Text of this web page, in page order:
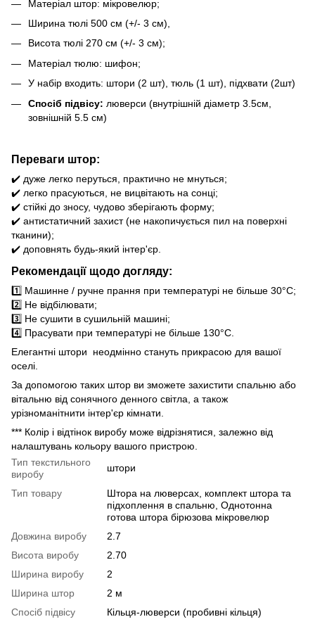
Матеріал штор: мікровелюр;
Ширина тюлі 500 см (+/- 3 см),
Висота тюлі 270 см (+/- 3 см);
Матеріал тюлю: шифон;
У набір входить: штори (2 шт), тюль (1 шт), підхвати (2шт)
Спосіб підвісу: люверси (внутрішній діаметр 3.5см,
зовнішній 5.5 см)
Переваги штор:
✔️ дуже легко перуться, практично не мнуться;
✔️ легко прасуються, не вицвітають на сонці;
✔️ стійкі до зносу, чудово зберігають форму;
✔️ антистатичний захист (не накопичується пил на поверхні
тканини);
✔️ доповнять будь-який інтер'єр.
Рекомендації щодо догляду:
1️⃣ Машинне / ручне прання при температурі не більше 30°C;
2️⃣ Не відбілювати;
3️⃣ Не сушити в сушильній машині;
4️⃣ Прасувати при температурі не більше 130°C.
Елегантні штори неодмінно стануть прикрасою для вашої
оселі.
За допомогою таких штор ви зможете захистити спальню або
вітальню від сонячного денного світла, а також
урізноманітнити інтер'єр кімнати.
*** Колір і відтінок виробу може відрізнятися, залежно від
налаштувань кольору вашого пристрою.
Тип текстильного
виробу
штори
Тип товару
Штора на люверсах, комплект штора та
підхоплення в спальню, Однотонна
готова штора бірюзова мікровелюр
Довжина виробу
2.7
Висота виробу
2.70
Ширина виробу
2
Ширина штор
2 м
Спосіб підвісу
Кільця-люверси (пробивні кільця)